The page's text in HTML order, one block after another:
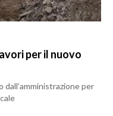
per il nuovo
per